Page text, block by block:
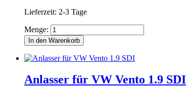
Lieferzeit: 2-3 Tage
Menge:
In den Warenkorb
Anlasser für VW Vento 1.9 SDI